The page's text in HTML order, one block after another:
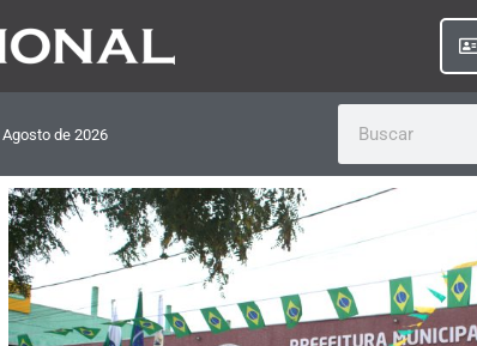
Agostode 2026